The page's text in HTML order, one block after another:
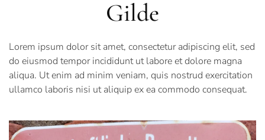
Gilde
Lorem ipsum dolor sit amet, consectetur adipiscing elit, sed
do eiusmod tempor incididunt ut labore et dolore magna
aliqua. Ut enim ad minim veniam, quis nostrud exercitation
ullamco laboris nisi ut aliquip ex ea commodo consequat.